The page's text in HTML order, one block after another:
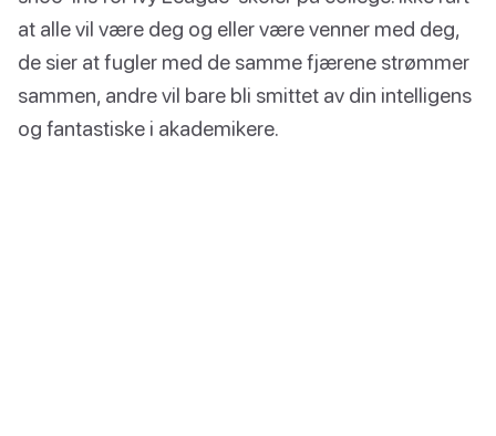
at alle vil være deg og eller være venner med deg,
de sier at fugler med de samme fjærene strømmer
sammen, andre vil bare bli smittet av din intelligens
og fantastiske i akademikere.